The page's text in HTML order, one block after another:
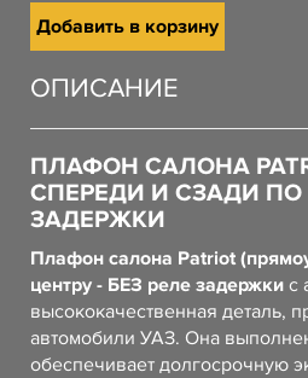
Добавить в корзину
ОПИСАНИЕ
ПЛАФОН САЛОНА
СПЕРЕДИ И СЗАДИ ПО
ЗАДЕРЖКИ
Плафон салона Patriot
центру - БЕЗ реле задержки с
высококачественная деталь,
автомобили УАЗ. Она
обеспечивает долгосрочную